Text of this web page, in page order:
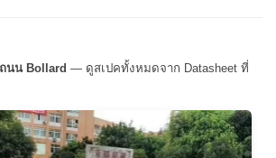
นน Bollard — ดูสเปคทั้งหมดจาก Datasheet ที่